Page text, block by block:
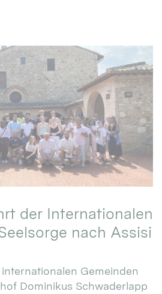
der Internationalen
nach Assisi
Gemeinden
Dominikus Schwaderlapp